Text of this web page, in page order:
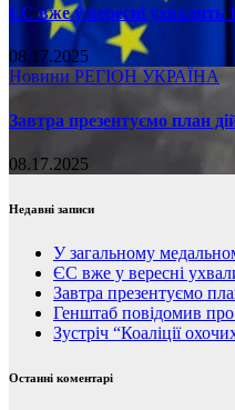
ЄС вже у вересні ухвалить
08.17.2025
Новини РЕГІОН УКРАЇНА
Завтра презентуємо план
08.17.2025
Недавні записи
У загальному
ЄС вже у вересні
Завтра презентуємо
Генштаб повідомив
Зустріч “Коаліції
Останні коментарі